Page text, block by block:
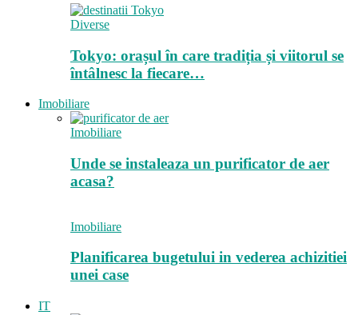
Diverse
Tokyo: orașul în care tradiția și viitorul se
întâlnesc la fiecare…
Imobiliare
Imobiliare
Unde se instaleaza un purificator de aer
acasa?
Imobiliare
Planificarea bugetului in vederea achizitiei
unei case
IT